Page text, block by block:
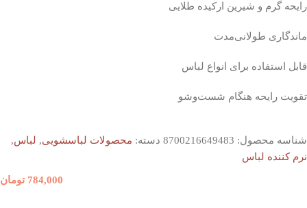
رایحه گرم و شیرین ارکیده طلایی
ماندگاری طولانی‌مدت
قابل استفاده برای انواع لباس
تقویت رایحه هنگام شست‌وشو
شناسه محصول: 8700216649483 دسته: محصولات لباسشویی, لباس,
نرم کننده لباس
784,000 تومان